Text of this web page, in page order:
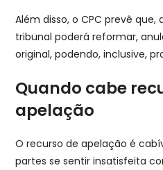
Além disso, o CPC prevê
tribunal poderá reformar,
original, podendo, inclusive,
Quando cabe
apelação
O recurso de apelação é
partes se sentir insatisfeita